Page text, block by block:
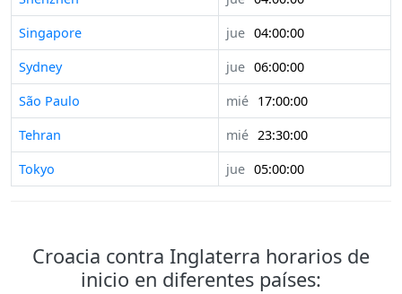
Singapore
jue 04:00:00
Sydney
jue 06:00:00
São Paulo
mié 17:00:00
Tehran
mié 23:30:00
Tokyo
jue 05:00:00
Croacia contra Inglaterra horarios de
inicio en diferentes países: